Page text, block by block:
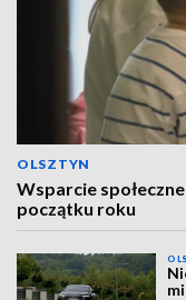
OLSZTYN
Wsparcie
początku roku